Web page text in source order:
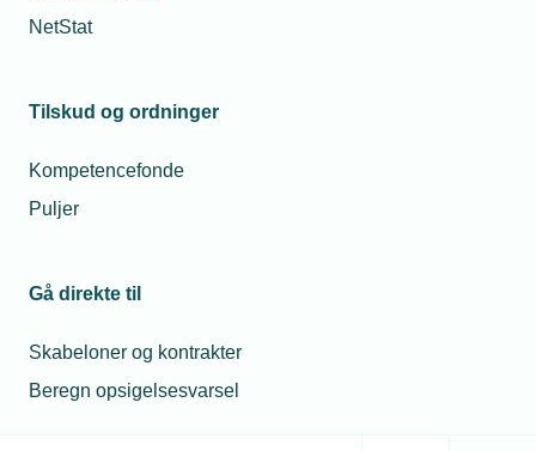
NetStat
Tilskud og ordninger
Kompetencefonde
Puljer
Gå direkte til
Skabeloner og kontrakter
Beregn opsigelsesvarsel